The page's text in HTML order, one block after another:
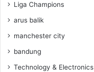
Liga Champions
arus balik
manchester city
bandung
Technology & Electronics